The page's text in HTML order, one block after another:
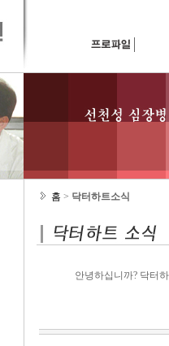
홈 > 닥터하트소식
안녕하십니까? 닥터